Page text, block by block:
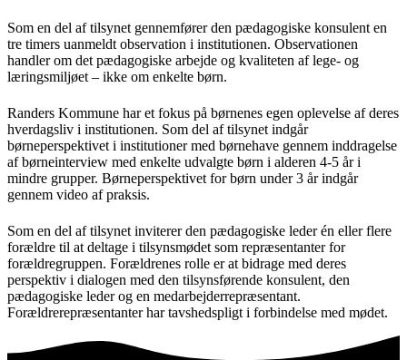
Som en del af tilsynet gennemfører den pædagogiske konsulent en
tre timers uanmeldt observation i institutionen. Observationen
handler om det pædagogiske arbejde og kvaliteten af lege- og
læringsmiljøet – ikke om enkelte børn.
Randers Kommune har et fokus på børnenes egen oplevelse af deres
hverdagsliv i institutionen. Som del af tilsynet indgår
børneperspektivet i institutioner med børnehave gennem inddragelse
af børneinterview med enkelte udvalgte børn i alderen 4-5 år i
mindre grupper. Børneperspektivet for børn under 3 år indgår
gennem video af praksis.
Som en del af tilsynet inviterer den pædagogiske leder én eller flere
forældre til at deltage i tilsynsmødet som repræsentanter for
forældregruppen. Forældrenes rolle er at bidrage med deres
perspektiv i dialogen med den tilsynsførende konsulent, den
pædagogiske leder og en medarbejderrepræsentant.
Forældrerepræsentanter har tavshedspligt i forbindelse med mødet.